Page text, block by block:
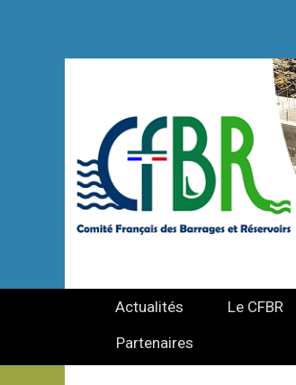
Actualités Le CFBR
Partenaires